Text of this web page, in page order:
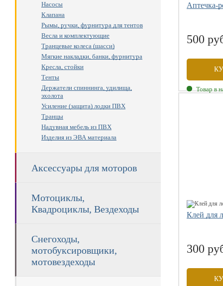
Насосы
Клапана
Рымы, ручки, фурнитура для тентов
Весла и комплектующие
Транцевые колеса (шасси)
Мягкие накладки, банки, фурнитура
Кресла, стойки
Тенты
Держатели спиннинга, удилища,
эхолота
Усиление (защита) лодки ПВХ
Транцы
Надувная мебель из ПВХ
Изделия из ЭВА материала
Аксессуары для моторов
Мотоциклы,
Квадроциклы, Вездеходы
Снегоходы,
мотобуксировщики,
мотовездеходы
Аптечка-
500
Товар в
Клей для
300